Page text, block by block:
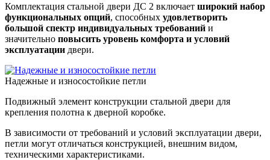
Комплектация стальной двери ДС 2 включает широкий набор
функциональных опций, способных удовлетворить
большой спектр индивидуальных требований и
значительно повысить уровень комфорта и условий
эксплуатации двери.
Надежные и износостойкие петли
Подвижный элемент конструкции стальной двери для
крепления полотна к дверной коробке.
В зависимости от требований и условий эксплуатации двери,
петли могут отличаться конструкцией, внешним видом,
техническими характеристиками.